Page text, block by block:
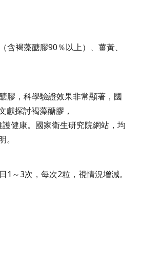
含褐藻醣膠90％以上）、薑黃、
膠，科學驗證效果非常顯著，國
獻探討褐藻醣膠，
康。 國家衛生研究院網站，均
1 ～3次，每次2粒，視情況增減。